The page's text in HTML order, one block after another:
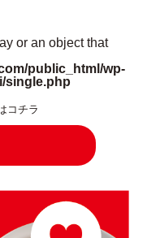
or an object that
public_html/wp-
single.php
コチラ